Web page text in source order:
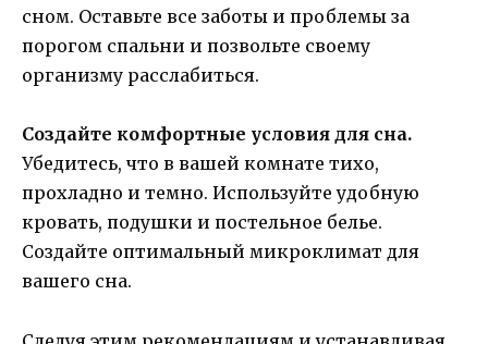
сном. Оставьте все заботы и проблемы за
порогом спальни и позвольте своему
организму расслабиться.
Создайте комфортные условия для сна.
Убедитесь, что в вашей комнате тихо,
прохладно и темно. Используйте удобную
кровать, подушки и постельное белье.
Создайте оптимальный микроклимат для
вашего сна.